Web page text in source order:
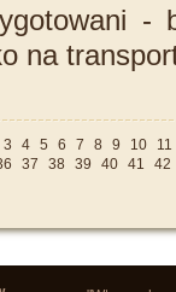
-
na
3 4 5 6 7 8 9 10
11
37 38 39 40 41 42